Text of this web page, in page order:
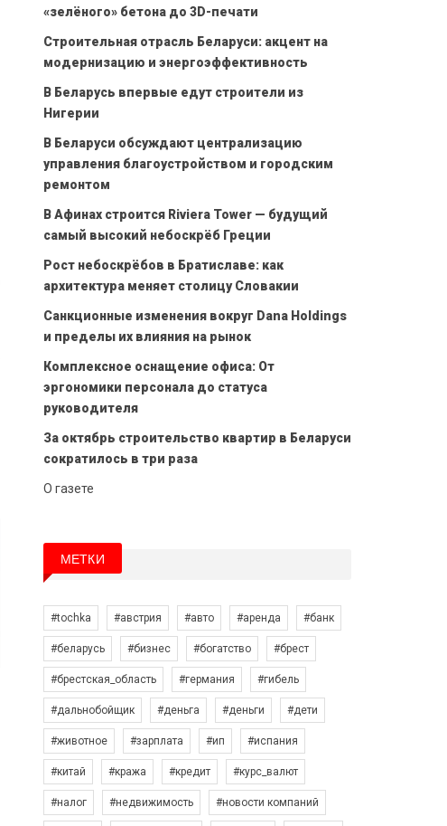
«зелёного» бетона до 3D-печати
Строительная отрасль Беларуси: акцент на
модернизацию и энергоэффективность
В Беларусь впервые едут строители из
Нигерии
В Беларуси обсуждают централизацию
управления благоустройством и городским
ремонтом
В Афинах строится Riviera Tower — будущий
самый высокий небоскрёб Греции
Рост небоскрёбов в Братиславе: как
архитектура меняет столицу Словакии
Санкционные изменения вокруг Dana Holdings
и пределы их влияния на рынок
Комплексное оснащение офиса: От
эргономики персонала до статуса
руководителя
За октябрь строительство квартир в Беларуси
сократилось в три раза
О газете
МЕТКИ
#tochka #австрия #авто #аренда #банк
#беларусь #бизнес #богатство #брест
#брестская_область #германия #гибель
#дальнобойщик #деньга #деньги #дети
#животное #зарплата #ип #испания
#китай #кража #кредит #курс_валют
#налог #недвижимость #новости компаний